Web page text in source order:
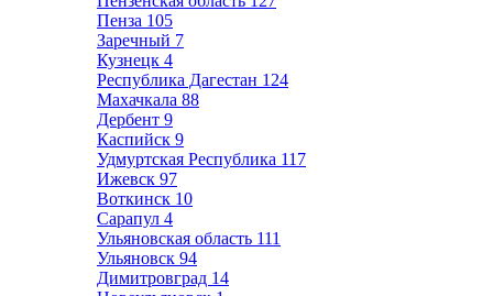
Пенза 105
Заречный 7
Кузнецк 4
Республика Дагестан 124
Махачкала 88
Дербент 9
Каспийск 9
Удмуртская Республика 117
Ижевск 97
Воткинск 10
Сарапул 4
Ульяновская область 111
Ульяновск 94
Димитровград 14